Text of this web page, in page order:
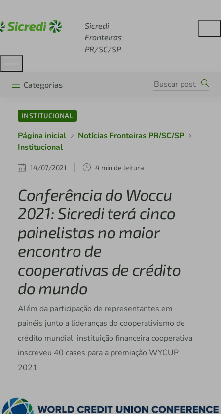
Sicredi
Fronteiras
PR/SC/SP
Categorias
INSTITUCIONAL
Página inicial
Notícias Fronteiras PR/SC/SP
Institucional
14/07/2021 4 min de leitura
Conferência do Woccu
2021: Sicredi terá cinco
painelistas no maior
encontro de
cooperativas de crédito
do mundo
Além da participação de representantes em
painéis junto a lideranças do cooperativismo de
crédito mundial, instituição financeira cooperativa
inscreveu 40 cases para a premiação WYCUP
2021